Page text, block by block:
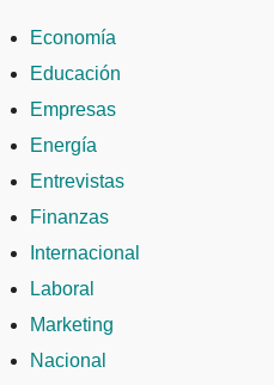
Economía
Educación
Empresas
Energía
Entrevistas
Finanzas
Internacional
Laboral
Marketing
Nacional